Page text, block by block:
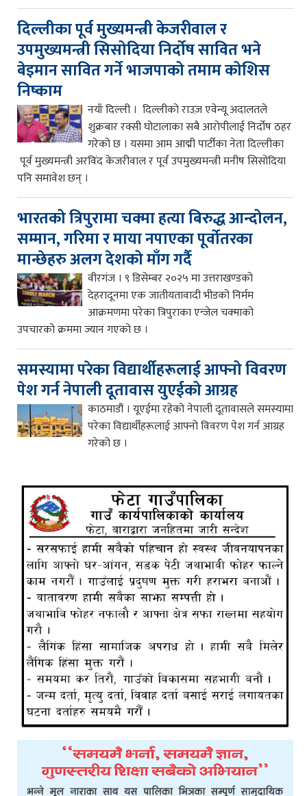
दिल्लीका पूर्व मुख्यमन्त्री केजरीवाल र
उपमुख्यमन्त्री सिसोदिया निर्दोष सावित भने
बेइमान सावित गर्ने भाजपाको तमाम कोशिस
निष्काम
नयाँ दिल्ली । दिल्लीको राउज़ एवेन्यू अदालतले
शुक्रबार रक्सी घोटालाका सबै आरोपीलाई निर्दोष ठहर
गरेको छ । यसमा आम आद्मी पार्टीका नेता दिल्लीका
पूर्व मुख्यमन्त्री अरविंद केजरीवाल र पूर्व उपमुख्यमन्त्री मनीष सिसोदिया
पनि समावेश छन् ।
भारतको त्रिपुरामा चक्मा हत्या बिरुद्ध आन्दोलन,
सम्मान, गरिमा र माया नपाएका पूर्वोतरका
मान्छेहरु अलग देशको माँग गर्दै
वीरगंज । ९ डिसेम्बर २०२५ मा उत्तराखण्डको
देहरादूनमा एक जातीयतावादी भीडको निर्मम
आक्रमणमा परेका त्रिपुराका एन्जेल चक्माको
उपचारको क्रममा ज्यान गएको छ ।
समस्यामा परेका विद्यार्थीहरूलाई आफ्नो विवरण
पेश गर्न नेपाली दूतावास युएईको आग्रह
काठमाडौं । यूएईमा रहेको नेपाली दूतावासले समस्यामा
परेका विद्यार्थीहरूलाई आफ्नो विवरण पेश गर्न आग्रह
गरेको छ ।